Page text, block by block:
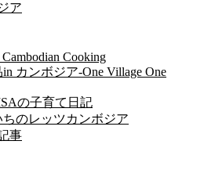
ア
Cambodian Cooking
カンボジア-One Village One
の子育て日記
のレッツカンボジア
事